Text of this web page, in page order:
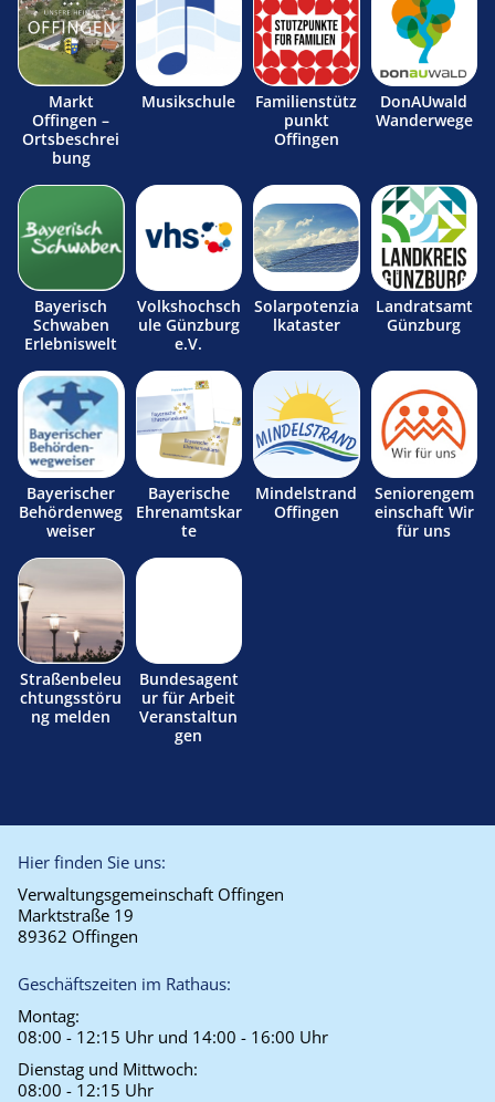
Markt
Offingen –
Ortsbeschrei
bung
Musikschule
Familienstütz
punkt
Offingen
DonAUwald
Wanderwege
Bayerisch
Schwaben
Erlebniswelt
Volkshochsch
ule Günzburg
e.V.
Solarpotenzia
lkataster
Landratsamt
Günzburg
Bayerischer
Behördenweg
weiser
Bayerische
Ehrenamtskar
te
Mindelstrand
Offingen
Seniorengem
einschaft Wir
für uns
Straßenbeleu
chtungsstöru
ng melden
Bundesagent
ur für Arbeit
Veranstaltun
gen
Hier finden Sie uns:
Verwaltungsgemeinschaft Offingen
Marktstraße 19
89362 Offingen
Geschäftszeiten im Rathaus:
Montag:
08:00 - 12:15 Uhr und 14:00 - 16:00 Uhr
Dienstag und Mittwoch:
08:00 - 12:15 Uhr